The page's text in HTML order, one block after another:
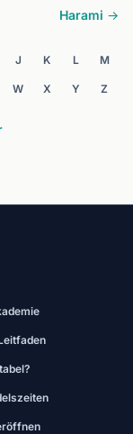
Harami →
J K L M
W X Y Z